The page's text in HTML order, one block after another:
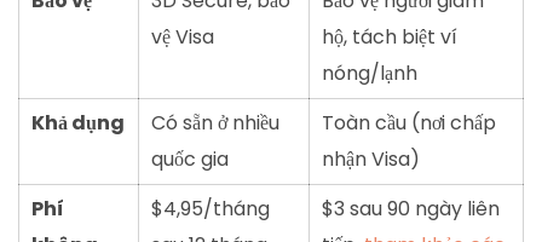
vệ Visa
hộ, tách biệt ví
nóng/lạnh
Khả dụng
Có sẵn ở nhiều
quốc gia
Toàn cầu (nơi chấp
nhận Visa)
Phí
$4,95/tháng
$3 sau 90 ngày liên